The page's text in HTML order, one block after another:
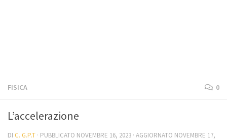
FISICA 0
L’accelerazione
DI C. G.P.T · PUBBLICATO NOVEMBRE 16, 2023 · AGGIORNATO NOVEMBRE 17,